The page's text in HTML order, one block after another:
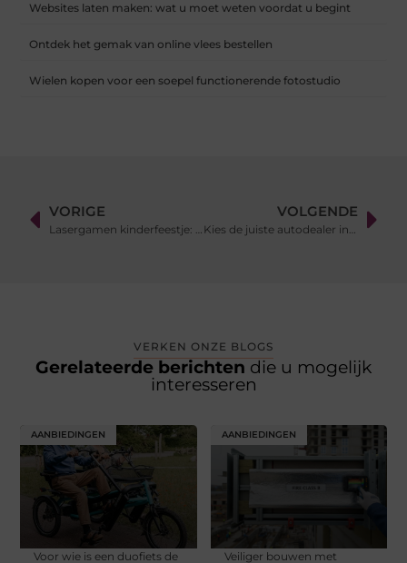
Websites laten maken: wat u moet weten voordat u begint
Ontdek het gemak van online vlees bestellen
Wielen kopen voor een soepel functionerende fotostudio
VORIGE
Lasergamen kinderfeestje: de ultieme avonturendag
VOLGENDE
Kies de juiste autodealer in Kampen
VERKEN ONZE BLOGS
Gerelateerde berichten die u mogelijk
interesseren
AANBIEDINGEN
Voor wie is een duofiets de
AANBIEDINGEN
Veiliger bouwen met